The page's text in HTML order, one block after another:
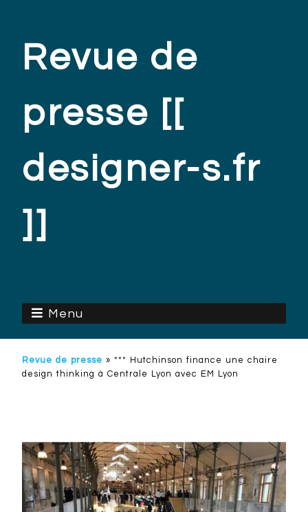
Revue de
presse [[
designer-s.fr
]]
Menu
Revue de presse » *** Hutchinson finance une chaire
design thinking à Centrale Lyon avec EM Lyon